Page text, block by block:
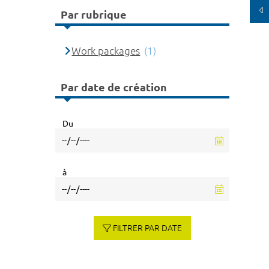
Par rubrique
Work packages (1)
Par date de création
Du
à
FILTRER PAR DATE